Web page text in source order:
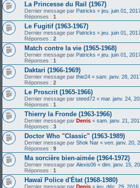
La Princesse du Rail (1967)
Dernier message par Patricks « jeu. juin 01,
Réponses : 1
Le Fugitif (1963-1967)
Dernier message par Patricks « jeu. juin 01,
Réponses : 2
Match contre la vie (1965-1968)
Dernier message par Patricks « jeu. juin 01,
Réponses : 1
Daktari (1966-1969)
Dernier message par thie24 « sam. janv. 28,
Réponses : 2
Le Proscrit (1965-1966)
Dernier message par steed72 « mar. janv. 24,
Réponses : 1
Thierry la Fronde (1963-1966)
Dernier message par Denis « sam. janv. 21,
Réponses : 3
Doctor Who "Classic" (1963-1989)
Dernier message par Shok Nar « ven. janv. 20,
Réponses : 9
Ma sorcière bien-aimée (1964-1972)
Dernier message par Alexis06 « dim. janv. 15,
Réponses : 1
Hawaï Police d'État (1968-1980)
Dernier message par Denis « jeu. déc. 29, 2016